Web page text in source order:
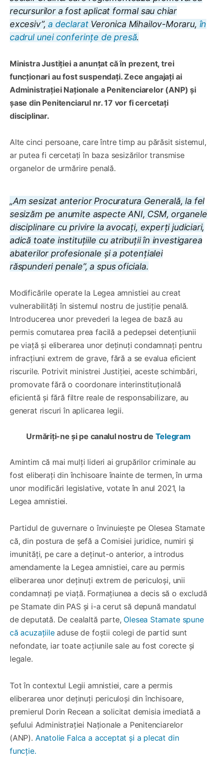
recursurilor a fost aplicat formal sau chiar
excesiv”,a declarat Veronica Mihailov-Moraru, în
cadrul unei conferințe de presă.
Ministra Justiției a anunțat că în prezent, trei
funcționari au fost suspendați. Zece angajați ai
Administrației Naționale a Penitenciarelor (ANP) și
șase din Penitenciarul nr. 17 vor fi cercetați
disciplinar.
Alte cinci persoane, care între timp au părăsit sistemul,
ar putea fi cercetați în baza sesizărilor transmise
organelor de urmărire penală.
„Am sesizat anterior Procuratura Generală, la fel
sesizăm pe anumite aspecte ANI, CSM, organele
disciplinare cu privire la avocați, experți judiciari,
adică toate instituțiile cu atribuții în investigarea
abaterilor profesionale și a potențialei
răspunderi penale”, a spus oficiala.
Modificările operate la Legea amnistiei au creat
vulnerabilități în sistemul nostru de justiție penală.
Introducerea unor prevederi la legea de bază au
permis comutarea prea facilă a pedepsei detențiunii
pe viață și eliberarea unor deținuți condamnați pentru
infracțiuni extrem de grave, fără a se evalua eficient
riscurile. Potrivit ministrei Justiției, aceste schimbări,
promovate fără o coordonare interinstituțională
eficientă și fără filtre reale de responsabilizare, au
generat riscuri în aplicarea legii.
Urmăriți-ne și pe canalul nostru de Telegram
Amintim că mai mulți lideri ai grupărilor criminale au
fost eliberați din închisoare înainte de termen, în urma
unor modificări legislative, votate în anul 2021, la
Legea amnistiei.
Partidul de guvernare o învinuiește pe Olesea Stamate
că, din postura de șefă a Comisiei juridice, numiri și
imunități, pe care a deținut-o anterior, a introdus
amendamente la Legea amnistiei, care au permis
eliberarea unor deținuți extrem de periculoși, unii
condamnați pe viață. Formațiunea a decis să o excludă
pe Stamate din PAS și i-a cerut să depună mandatul
de deputată. De cealaltă parte, Olesea Stamate spune
că acuzațiileaduse de foștii colegi de partid sunt
nefondate, iar toate acțiunile sale au fost corecte și
legale.
Tot în contextul Legii amnistiei, care a permis
eliberarea unor deținuți periculoși din închisoare,
premierul Dorin Recean a solicitat demisia imediată a
șefului Administrației Naționale a Penitenciarelor
(ANP). Anatolie Falca a acceptat și a plecat din
funcție.